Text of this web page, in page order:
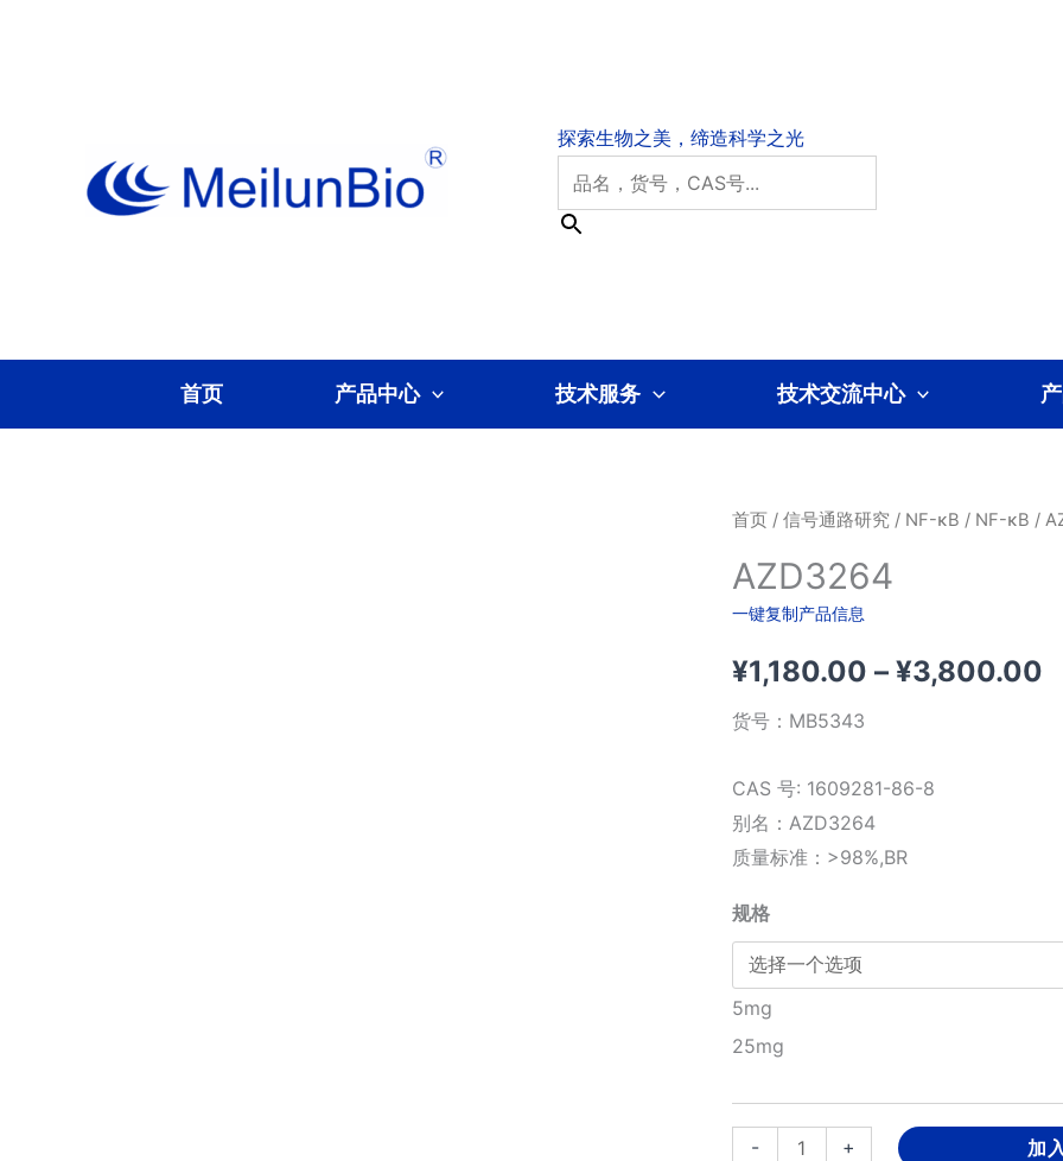
首页 产品中心 技术服务 技术交流中心
首页/ 信号通路研究/ NF-κB / NF-κB /
AZD3264
一键复制产品信息
¥1,180.00 – ¥3,800.00
货号： MB5343
CAS 号: 1609281-86-8
别名：AZD3264
质量标准：>98%,BR
规格
5mg
25mg
-
AZD3264
+ 加